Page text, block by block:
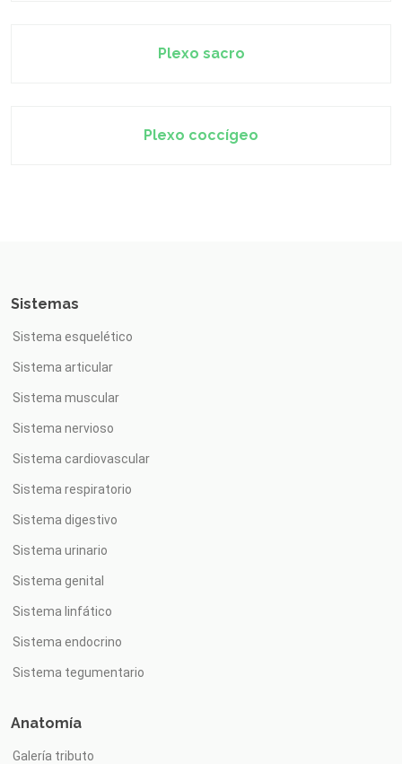
Plexo sacro
Plexo coccígeo
Sistemas
Sistema esquelético
Sistema articular
Sistema muscular
Sistema nervioso
Sistema cardiovascular
Sistema respiratorio
Sistema digestivo
Sistema urinario
Sistema genital
Sistema linfático
Sistema endocrino
Sistema tegumentario
Anatomía
Galería tributo